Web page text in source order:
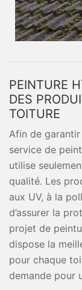
PEINTURE
DES
TOITURE
Afin de
service de
utilise
qualité. Les
aux UV, à la
d’assurer la
projet de
dispose la
pour chaque
demande pour